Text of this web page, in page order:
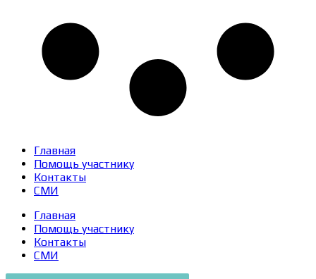
Главная
Помощь участнику
Контакты
СМИ
Главная
Помощь участнику
Контакты
СМИ